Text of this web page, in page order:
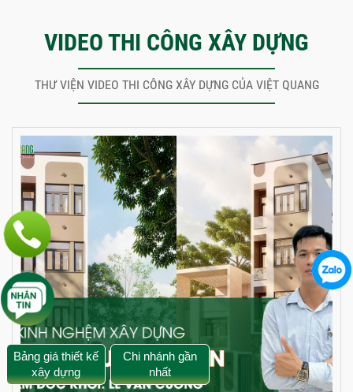
VIDEO THI CÔNG XÂY DỰNG
THƯ VIỆN VIDEO THI CÔNG XÂY DỰNG CỦA VIỆT QUANG
Bảng giá thiết kế
xây dựng
Chi nhánh gần
nhất